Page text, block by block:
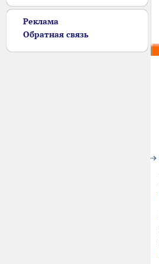
Реклама
Обратная связь